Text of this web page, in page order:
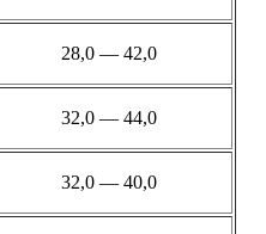
28,0 — 42,0
32,0 — 44,0
32,0 — 40,0